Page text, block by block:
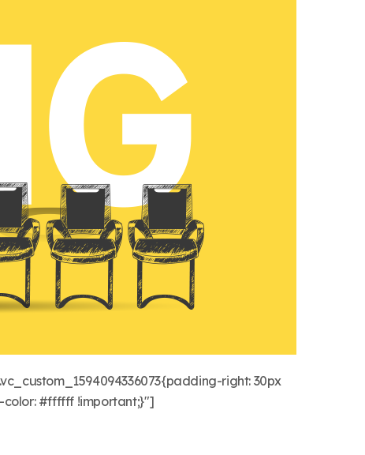
right: 30px
color: #ffffff !important;}"]